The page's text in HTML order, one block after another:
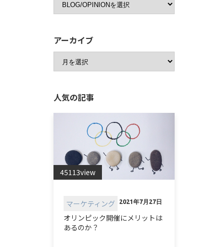
アーカイブ
人気の記事
45113view
マーケティング 2021年7月27日
オリンピック開催にメリットは
あるのか？